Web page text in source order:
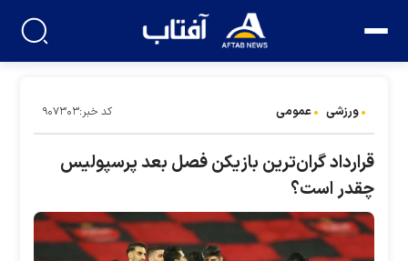
ورزشی عمومی کد خبر:۹۰۷۳۰۳
قرارداد گران‌ترین بازیکن فصل بعد پرسپولیس
چقدر است؟